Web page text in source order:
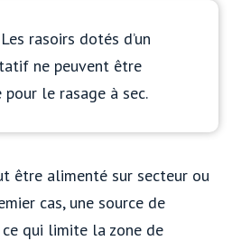
Les rasoirs dotés d’un
ne peuvent être
le rasage à sec.
être alimenté sur secteur ou
cas, une source de
qui limite la zone de